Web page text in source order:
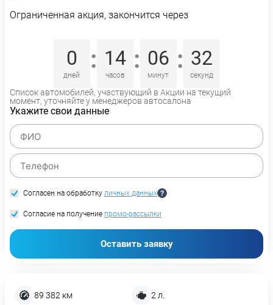
89 382 км 2 л.
Ограниченная акция, закончится через
0
дней
: 14
часов
: 06
минут
: 32
секунд
Список автомобилей, участвующий в Акции на текущий
момент, уточняйте у менеджеров автосалона
Укажите свои данные
Согласен на обработку личных данных
Согласие на получение промо-рассылки
Оставить заявку